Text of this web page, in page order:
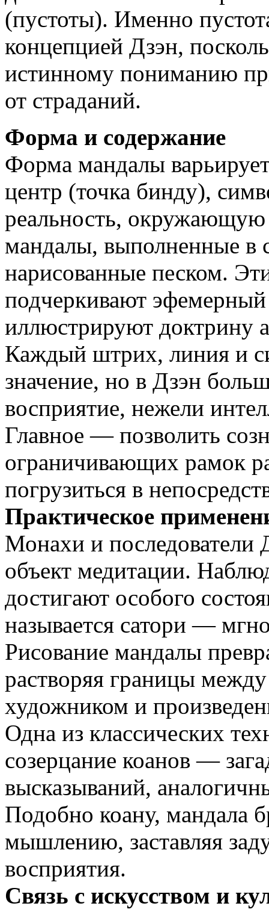
(пустоты). Именно
концепцией Дзэн,
истинному пониманию
от страданий.
Форма и содержание
Форма мандалы
центр (точка бинду),
реальность, окружающую
мандалы, выполненные в
нарисованные песком.
подчеркивают эфемерный
иллюстрируют доктрину
Каждый штрих, линия и
значение, но в Дзэн
восприятие, нежели
Главное — позволить
ограничивающих рамок
погрузиться в
Практическое
Монахи и последователи
объект медитации.
достигают особого
называется сатори —
Рисование мандалы
растворяя границы
художником и
Одна из классических
созерцание коанов —
высказываний,
Подобно коану, мандала
мышлению, заставляя
восприятия.
Связь с искусством и